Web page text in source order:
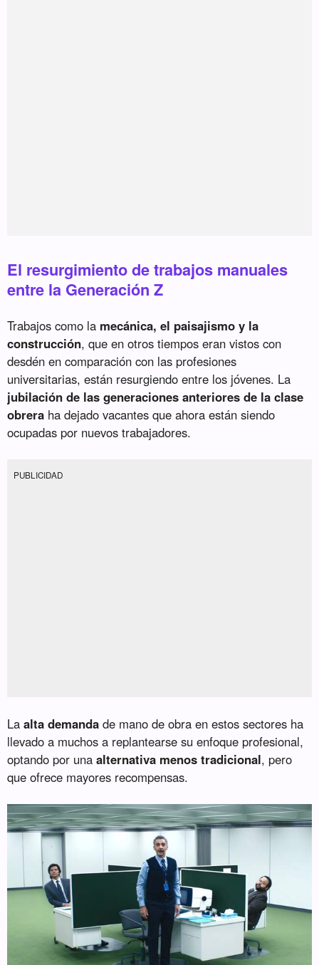
El resurgimiento de trabajos manuales
entre la Generación Z
Trabajos como la mecánica, el paisajismo y la
construcción, que en otros tiempos eran vistos con
desdén en comparación con las profesiones
universitarias, están resurgiendo entre los jóvenes. La
jubilación de las generaciones anteriores de la clase
obrera ha dejado vacantes que ahora están siendo
ocupadas por nuevos trabajadores.
PUBLICIDAD
Laalta demanda de mano de obra en estos sectores ha
llevado a muchos a replantearse su enfoque profesional,
optando por unaalternativa menos tradicional, pero
que ofrece mayores recompensas.